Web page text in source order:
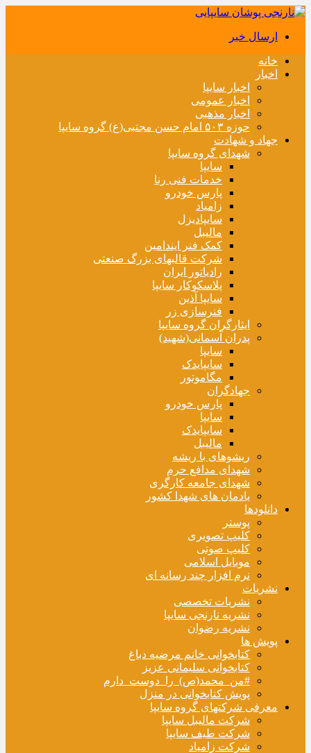
ارسال خبر
خانه
اخبار
اخبار سایپا
اخبار عمومی
اخبار مذهبی
حوزه ۵۰۳ امام حسن مجتبی(ع) گروه سایپا
جهاد و شهادت
شهدای گروه سایپا
سایپا
خدمات فنی رنا
پارس خودرو
زامیاد
سایپادیزل
مالیبل
کمک فنر ایندامین
شرکت قالبهای بزرگ صنعتی
رادیاتور ایران
پلاسکوکار سایپا
سایپا آذین
فنرسازی زر
ایثارگران گروه سایپا
پدران آسمانی(شهید)
سایپا
سایپایدک
مگاموتور
جهادگران
پارس خودرو
سایپا
سایپایدک
مالیبل
ریشوهای با ریشه
شهدای مدافع حرم
شهدای جامعه کارگری
یادمان های شهدا کشور
دانلودها
پوستر
کلیپ تصویری
کلیپ صوتی
موبایل اسلامی
نرم افزار چند رسانه ای
نشریات
نشریات تخصصی
نشریه نارنجی سایپا
نشریه رضوان
پویش ها
کتابخوانی خانم مرضیه دباغ
کتابخوانی سلیمانی عزیز
#من_محمد(ص)_را_دوست_دارم
پویش کتابخوانی در منزل
معرفی شرکتهای گروه سایپا
شرکت مالیبل سایپا
شرکت طیف سایپا
شرکت زامیاد